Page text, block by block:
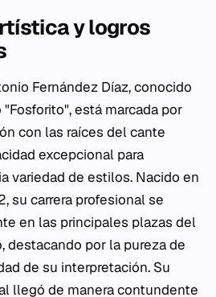
y logros
Fernández Díaz, conocido
está marcada por
con las raíces del cante
excepcional para
variedad de estilos. Nacido en
su carrera profesional se
en las principales plazas del
destacando por la pureza de
de su interpretación. Su
llegó de manera contundente